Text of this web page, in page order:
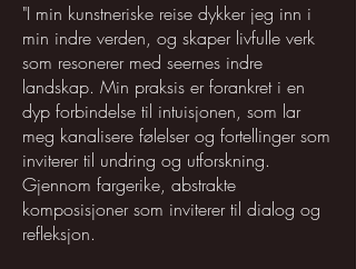
"I min kunstneriske reise dykker jeg inn i
min indre verden, og skaper livfulle verk
som resonerer med seernes indre
landskap. Min praksis er forankret i en
dyp forbindelse til intuisjonen, som lar
meg kanalisere følelser og fortellinger som
inviterer til undring og utforskning.
Gjennom fargerike, abstrakte
komposisjoner som inviterer til dialog og
refleksjon.